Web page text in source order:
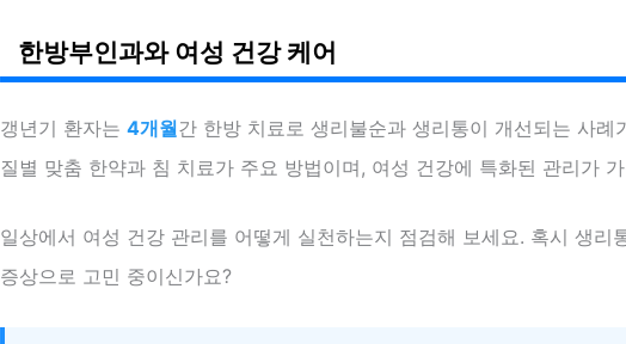
한방부인과와 여성 건강 케어
갱년기 환자는 4개월간 한방 치료로 생리불순과 생리통이 개선되는 사례
질별 맞춤 한약과 침 치료가 주요 방법이며, 여성 건강에 특화된 관리가
일상에서 여성 건강 관리를 어떻게 실천하는지 점검해 보세요. 혹시 생리
증상으로 고민 중이신가요?